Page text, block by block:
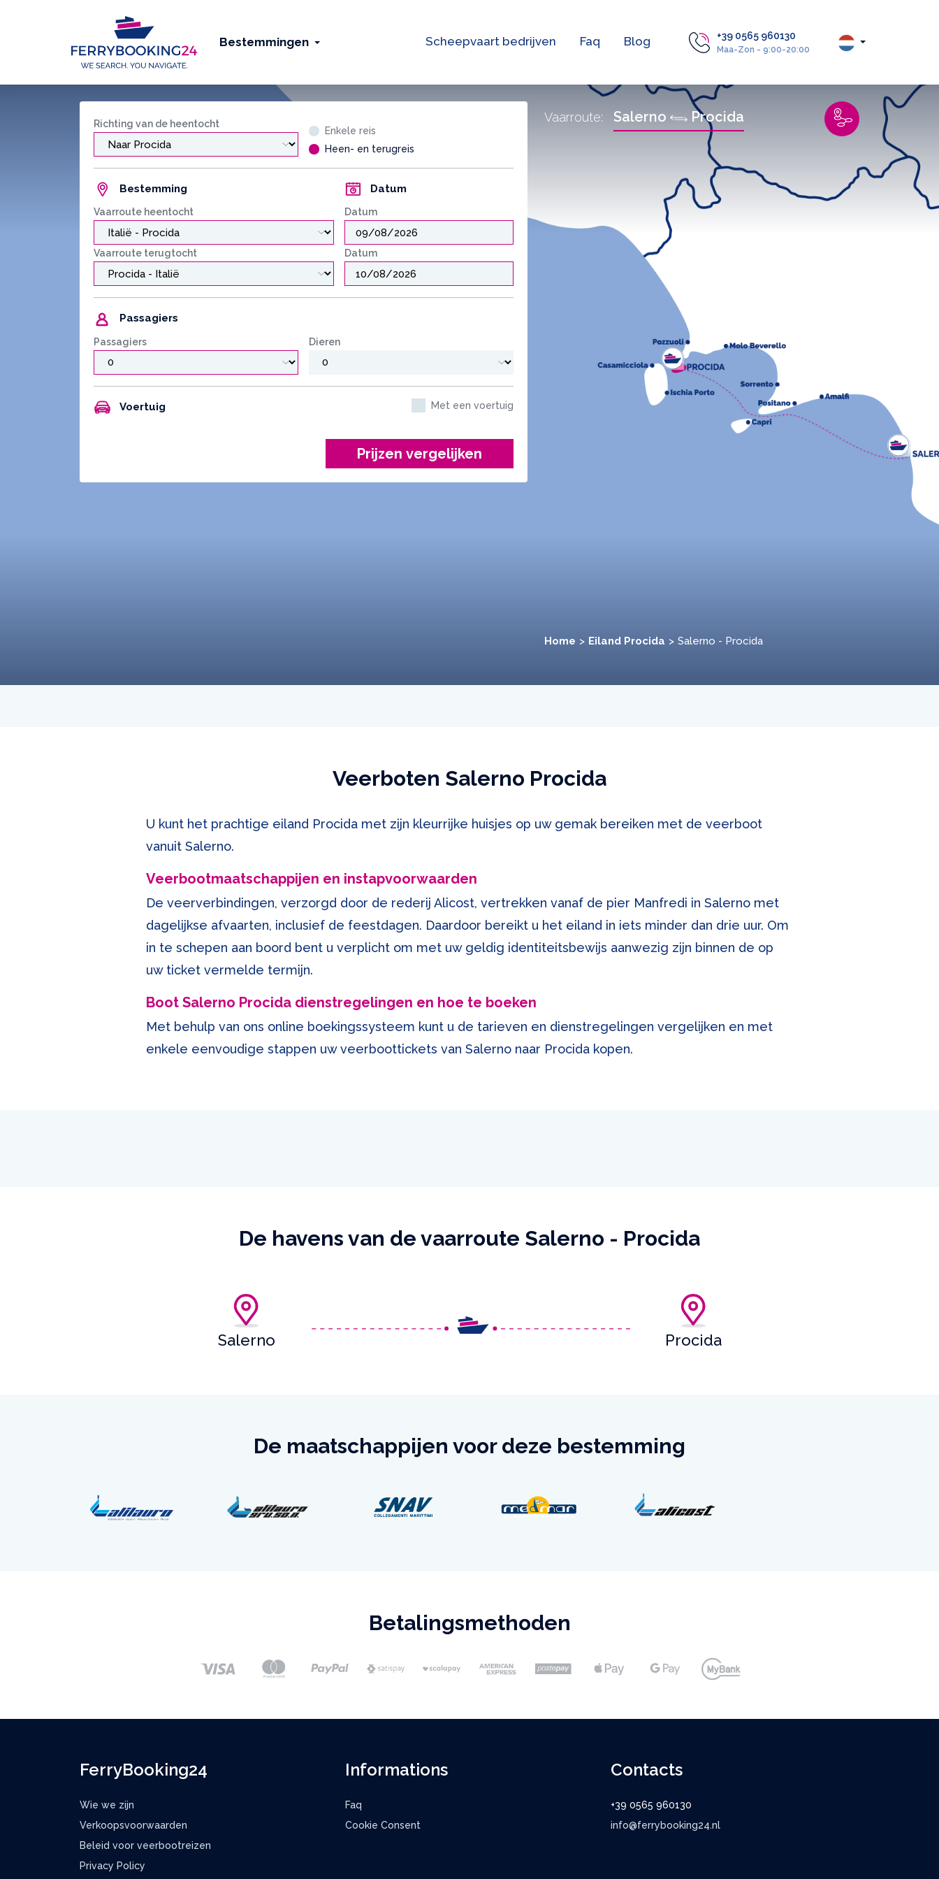
Bestemmingen Scheepvaart bedrijven Faq Blog +39 0565 960130
Maa-Zon - 9:00-20:00
Richting van de heentocht
Enkele reis
Heen- en terugreis
Bestemming
Vaarroute heentocht
Datum
Datum
Vaarroute terugtocht Datum
Passagiers
Passagiers Dieren
Voertuig Met een voertuig
Prijzen vergelijken
Vaarroute: Salerno Procida
Home Eiland Procida Salerno - Procida
Veerboten Salerno Procida
U kunt het prachtige eiland Procida met zijn kleurrijke huisjes op uw gemak bereiken met de veerboot
vanuit Salerno.
Veerbootmaatschappijen en instapvoorwaarden
De veerverbindingen, verzorgd door de rederij Alicost, vertrekken vanaf de pier Manfredi in Salerno met
dagelijkse afvaarten, inclusief de feestdagen. Daardoor bereikt u het eiland in iets minder dan drie uur. Om
in te schepen aan boord bent u verplicht om met uw geldig identiteitsbewijs aanwezig zijn binnen de op
uw ticket vermelde termijn.
Boot Salerno Procida dienstregelingen en hoe te boeken
Met behulp van ons online boekingssysteem kunt u de tarieven en dienstregelingen vergelijken en met
enkele eenvoudige stappen uw veerboottickets van Salerno naar Procida kopen.
De havens van de vaarroute Salerno - Procida
Salerno Procida
De maatschappijen voor deze bestemming
Betalingsmethoden
FerryBooking24
Wie we zijn
Verkoopsvoorwaarden
Beleid voor veerbootreizen
Privacy Policy
Informations
Faq
Cookie Consent
Contacts
+39 0565 960130
info@ferrybooking24.nl